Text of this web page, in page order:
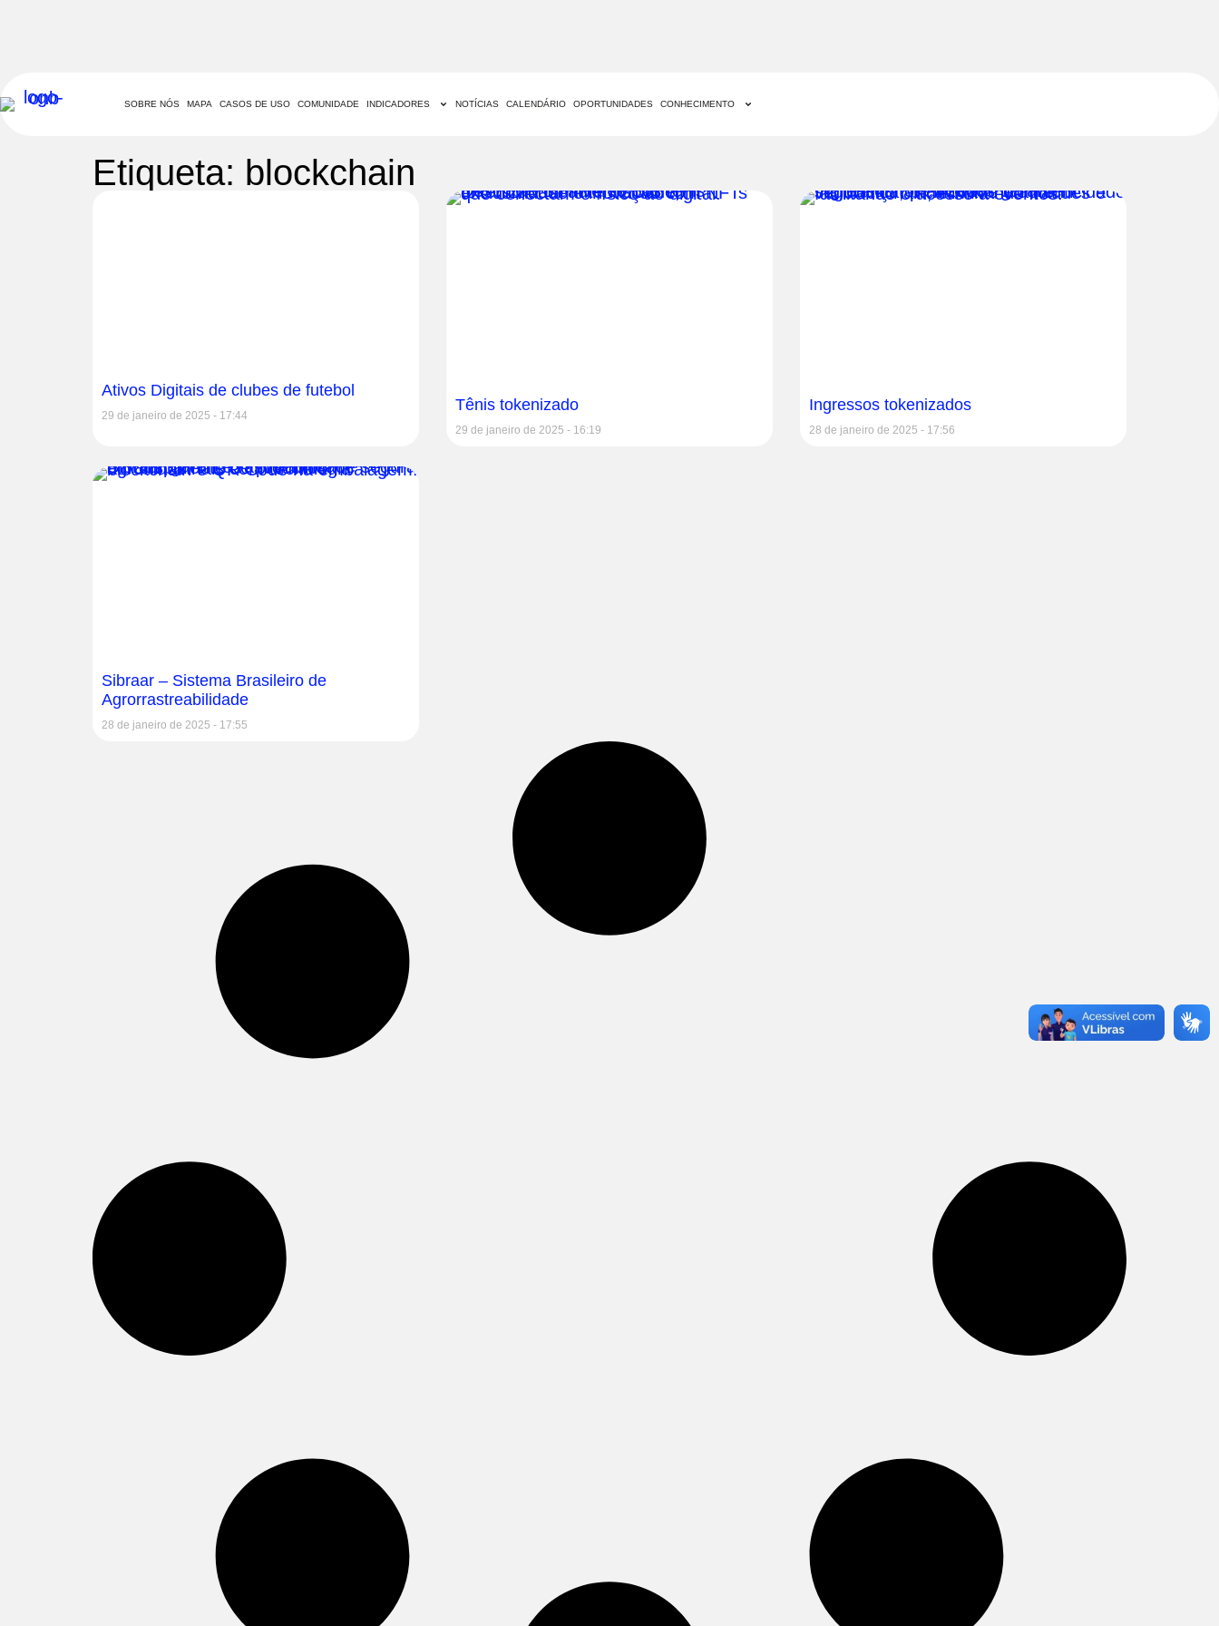
SOBRE NÓS MAPA CASOS DE USO COMUNIDADE INDICADORES NOTÍCIAS CALENDÁRIO OPORTUNIDADES CONHECIMENTO
Etiqueta: blockchain
Ativos Digitais de clubes de futebol
29 de janeiro de 2025 17:44
Tênis tokenizado
29 de janeiro de 2025 16:19
Ingressos tokenizados
28 de janeiro de 2025 17:56
Sibraar – Sistema Brasileiro de
Agrorrastreabilidade
28 de janeiro de 2025 17:55